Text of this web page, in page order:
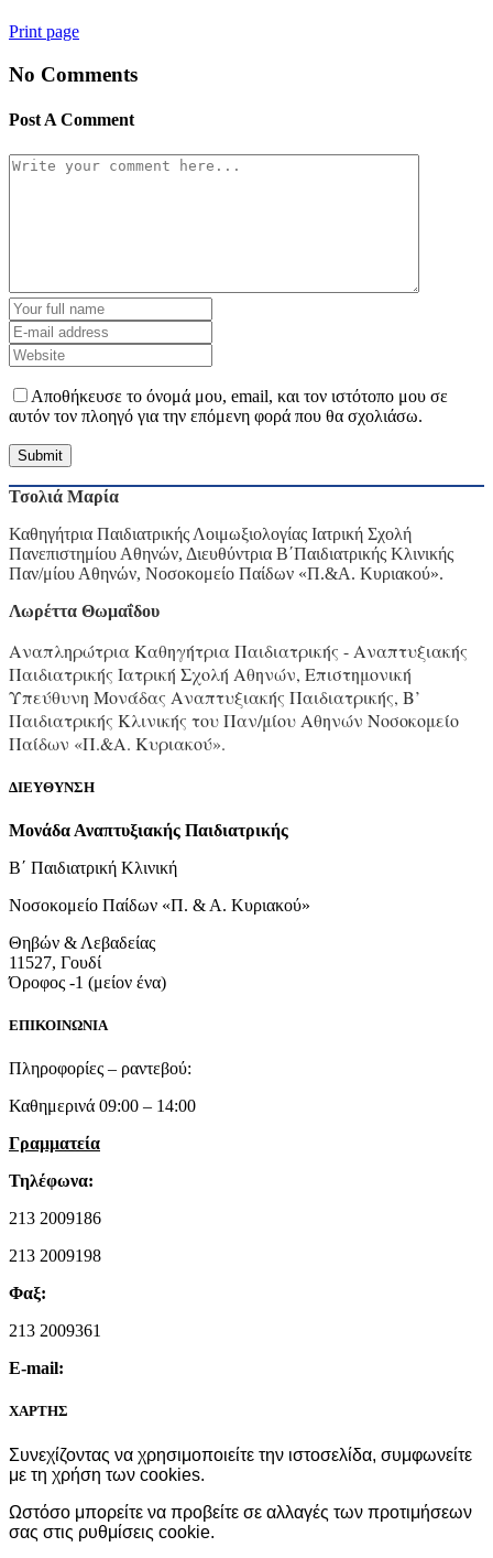
Print page
No Comments
Post A Comment
Αποθήκευσε το όνομά μου, email, και τον ιστότοπο μου σε
αυτόν τον πλοηγό για την επόμενη φορά που θα σχολιάσω.
Τσολιά Μαρία
Καθηγήτρια Παιδιατρικής Λοιμωξιολογίας Ιατρική Σχολή
Πανεπιστημίου Αθηνών, Διευθύντρια Β΄Παιδιατρικής Κλινικής
Παν/μίου Αθηνών, Νοσοκομείο Παίδων «Π.&Α. Κυριακού».
Λωρέττα Θωμαΐδου
Αναπληρώτρια Καθηγήτρια Παιδιατρικής - Αναπτυξιακής
Παιδιατρικής Ιατρική Σχολή Αθηνών, Επιστημονική
Υπεύθυνη Μονάδας Αναπτυξιακής Παιδιατρικής, Β’
Παιδιατρικής Κλινικής του Παν/μίου Αθηνών Νοσοκομείο
Παίδων «Π.&Α. Κυριακού».
ΔΙΕΥΘΥΝΣΗ
Μονάδα Αναπτυξιακής Παιδιατρικής
Β΄ Παιδιατρική Κλινική
Νοσοκομείο Παίδων «Π. & Α. Κυριακού»
Θηβών & Λεβαδείας
11527, Γουδί
Όροφος -1 (μείον ένα)
ΕΠΙΚΟΙΝΩΝΙΑ
Πληροφορίες – ραντεβού:
Καθημερινά 09:00 – 14:00
Γραμματεία
Τηλέφωνα:
213 2009186
213 2009198
Φαξ:
213 2009361
E-mail:
ΧΑΡΤΗΣ
Συνεχίζοντας να χρησιμοποιείτε την ιστοσελίδα, συμφωνείτε
με τη χρήση των cookies.
Ωστόσο μπορείτε να προβείτε σε αλλαγές των προτιμήσεων
σας στις ρυθμίσεις cookie.